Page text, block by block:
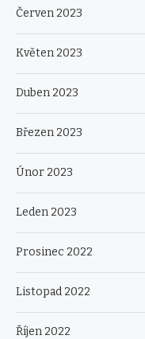
Červen 2023
Květen 2023
Duben 2023
Březen 2023
Únor 2023
Leden 2023
Prosinec 2022
Listopad 2022
Říjen 2022